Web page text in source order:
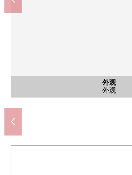
外观
外观
风景
风景
客厅
客厅
厨房
厨房
客厅
客厅
厨房
厨房
客厅
客厅
客厅
客厅
客厅
客厅
风景
风景
室内
室内
洗脸
洗脸
公共汽车
公共汽车
室内
室内
室内
室内
收纳
收纳
室内
室内
厕所
厕所
入口
入口
入口
入口
食物风格代官山商店(
Welcia代官山Dixsept店(
东京共济医院(约
涩谷区立钵山中学校(